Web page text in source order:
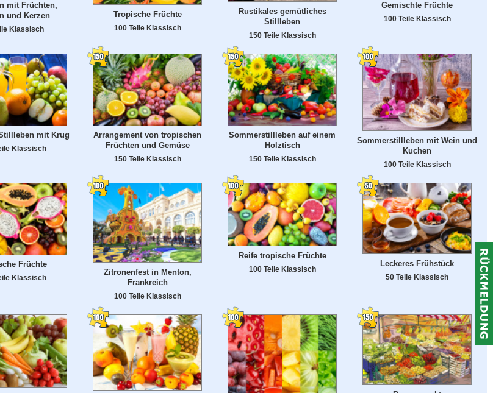
mit Früchten,
und Kerzen
Klassisch
Tropische Früchte
100 Teile Klassisch
Rustikales gemütliches
Stillleben
150 Teile Klassisch
Gemischte Früchte
100 Teile Klassisch
mit Krug
Klassisch
Arrangement von tropischen
Früchten und Gemüse
150 Teile Klassisch
Sommerstillleben auf einem
Holztisch
150 Teile Klassisch
Sommerstillleben mit Wein und
Kuchen
100 Teile Klassisch
Früchte
Klassisch
Zitronenfest in Menton,
Frankreich
100 Teile Klassisch
Reife tropische Früchte
100 Teile Klassisch
Leckeres Frühstück
50 Teile Klassisch